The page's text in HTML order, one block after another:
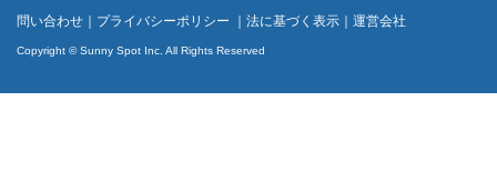
問い合わせ ｜ プライバシーポリシー ｜ 法に基づく表示 ｜ 運営会社
Copyright © Sunny Spot Inc. All Rights Reserved